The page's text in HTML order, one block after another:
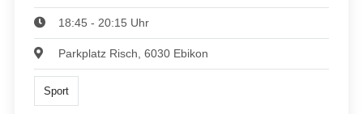
18:45 - 20:15 Uhr
Parkplatz Risch, 6030 Ebikon
Sport